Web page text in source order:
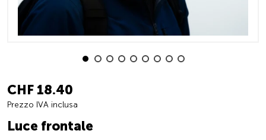
CHF 18.40
Prezzo IVA inclusa
Luce frontale